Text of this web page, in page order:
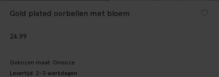
Gold plated oorbellen met bloem
24.99
Gekozen maat: Onesize
Levertijd: 2–3 werkdagen